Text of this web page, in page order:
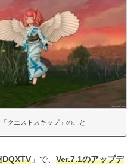
クエストスキップ」のこと
DQXTV 」で、 Ver.7.1のアップデ